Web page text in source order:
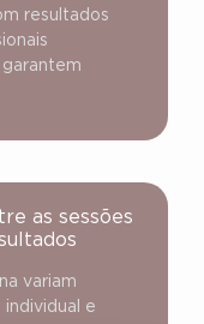
resultados
as sessões
variam
e